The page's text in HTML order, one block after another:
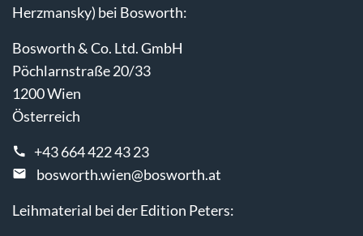
Herzmansky) bei Bosworth:
Bosworth & Co. Ltd. GmbH
Pöchlarnstraße 20/33
1200 Wien
Österreich
+43 664 422 43 23
bosworth.wien@bosworth.at
Leihmaterial bei der Edition Peters: